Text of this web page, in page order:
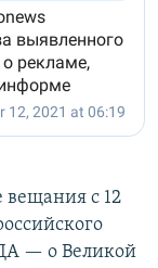
вещания с 12
— о Великой